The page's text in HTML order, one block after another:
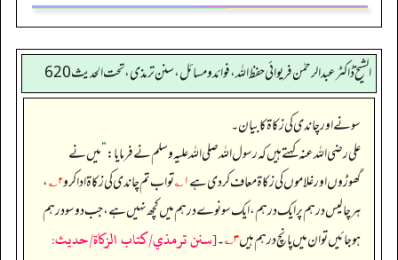
الشیخ ڈاکٹر عبد الرحمٰن فریوائی حفظ اللہ، فوائد و مسائل، سنن ترمذی، تحت الحديث 620
سونے اور چاندی کی زکاۃ کا بیان۔
علی رضی الله عنہ کہتے ہیں کہ رسول اللہ صلی اللہ علیہ وسلم نے فرمایا:”میں نے
گھوڑوں اور غلاموں کی زکاۃ معاف کر دی ہے۱؎ تو اب تم چاندی کی زکاۃ ادا کرو۲؎ ،
ہر چالیس درہم پر ایک درہم، ایک سو نوے درہم میں کچھ نہیں ہے، جب دو سو درہم
ہو جائیں تو ان میں پانچ درہم ہیں۳؎ ۔[سنن ترمذي/كتاب الزكاة/حدیث: